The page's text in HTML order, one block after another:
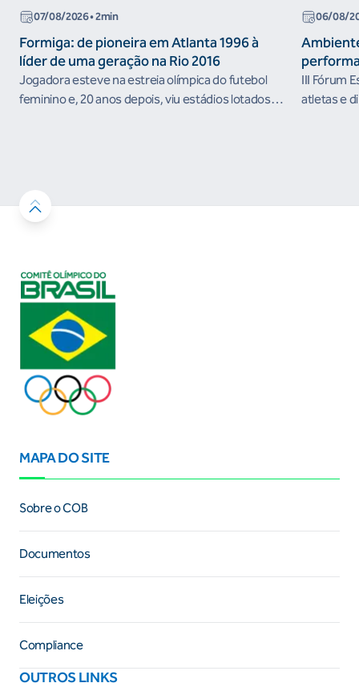
07/08/2026• 2min
Formiga: de pioneira em Atlanta 1996 à
líder de uma geração na Rio 2016
Jogadora esteve na estreia olímpica do futebol
feminino e, 20 anos depois, viu estádios lotados
06/08/
III Fórum
atletas e
MAPA DO SITE
Sobre o COB
Documentos
Eleições
Compliance
OUTROS LINKS